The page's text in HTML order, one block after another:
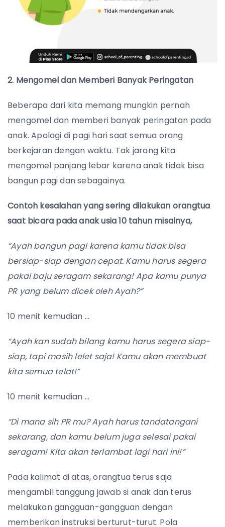
2. Mengomel dan Memberi Banyak Peringatan
Beberapa dari kita memang mungkin pernah
mengomel dan memberi banyak peringatan pada
anak. Apalagi di pagi hari saat semua orang
berkejaran dengan waktu. Tak jarang kita
mengomel panjang lebar karena anak tidak bisa
bangun pagi dan sebagainya.
Contoh kesalahan yang sering dilakukan orangtua
saat bicara pada anak usia 10 tahun misalnya,
“Ayah bangun pagi karena kamu tidak bisa
bersiap-siap dengan cepat. Kamu harus segera
pakai baju seragam sekarang! Apa kamu punya
PR yang belum dicek oleh Ayah?”
10 menit kemudian …
“Ayah kan sudah bilang kamu harus segera siap-
siap, tapi masih lelet saja! Kamu akan membuat
kita semua telat!”
10 menit kemudian …
“Di mana sih PR mu? Ayah harus tandatangani
sekarang, dan kamu belum juga selesai pakai
seragam! Kita akan terlambat lagi hari ini!”
Pada kalimat di atas, orangtua terus saja
mengambil tanggung jawab si anak dan terus
melakukan gangguan-gangguan dengan
memberikan instruksi berturut-turut. Pola